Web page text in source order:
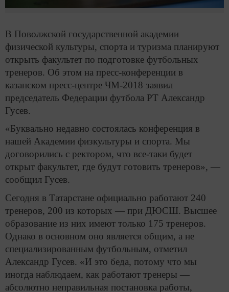
В Поволжской государственной академии
физической культуры, спорта и туризма планируют
открыть факультет по подготовке футбольных
тренеров. Об этом на пресс-конференции в
казанском пресс-центре ЧМ-2018 заявил
председатель Федерации футбола РТ Александр
Гусев.
«Буквально недавно состоялась конференция в
нашей Академии физкультуры и спорта. Мы
договорились с ректором, что все-таки будет
открыт факультет, где будут готовить тренеров», —
сообщил Гусев.
Сегодня в Татарстане официально работают 240
тренеров, 200 из которых — при ДЮСШ. Высшее
образование из них имеют только 175 тренеров.
Однако в основном оно является общим, а не
специализированным футбольным, отметил
Александр Гусев. «И это беда, потому что мы
иногда наблюдаем, как работают тренеры —
абсолютно неправильная постановка работы,